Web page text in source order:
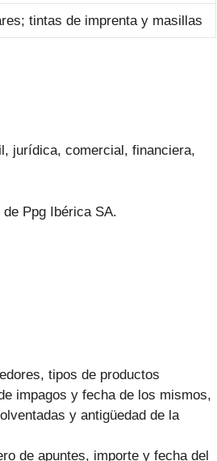
tintas de imprenta y masillas
jurídica, comercial, financiera,
Ppg Ibérica SA.
tipos de productos
impagos y fecha de los mismos,
y antigüedad de la
de apuntes, importe y fecha del